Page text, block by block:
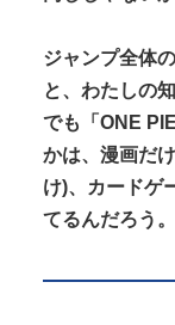
ジャンプ全体
と、わたしの
でも「ONE
かは、漫画だ
け)、カードゲ
てるんだろう。